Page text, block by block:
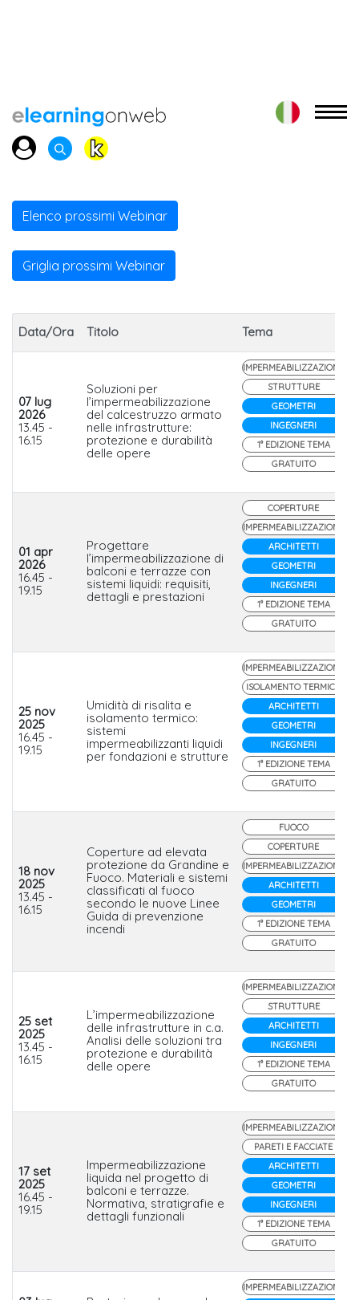
Elenco prossimi Webinar
Griglia prossimi Webinar
Data/Ora Titolo Tema
07 lug
2026
13.45 -
16.15
Soluzioni per
l’impermeabilizzazione
del calcestruzzo armato
nelle infrastrutture:
protezione e durabilità
delle opere
IMPERMEABILIZZAZIONE
STRUTTURE
GEOMETRI
INGEGNERI
1° EDIZIONE TEMA
GRATUITO
01 apr
2026
16.45 -
19.15
Progettare
l’impermeabilizzazione di
balconi e terrazze con
sistemi liquidi: requisiti,
dettagli e prestazioni
COPERTURE
IMPERMEABILIZZAZIONE
ARCHITETTI
GEOMETRI
INGEGNERI
1° EDIZIONE TEMA
GRATUITO
25 nov
2025
16.45 -
19.15
Umidità di risalita e
isolamento termico:
sistemi
impermeabilizzanti liquidi
per fondazioni e strutture
IMPERMEABILIZZAZIONE
ISOLAMENTO TERMICO
ARCHITETTI
GEOMETRI
INGEGNERI
1° EDIZIONE TEMA
GRATUITO
18 nov
2025
13.45 -
16.15
Coperture ad elevata
protezione da Grandine e
Fuoco. Materiali e sistemi
classificati al fuoco
secondo le nuove Linee
Guida di prevenzione
incendi
FUOCO
COPERTURE
IMPERMEABILIZZAZIONE
ARCHITETTI
GEOMETRI
1° EDIZIONE TEMA
GRATUITO
25 set
2025
13.45 -
16.15
L’impermeabilizzazione
delle infrastrutture in c.a.
Analisi delle soluzioni tra
protezione e durabilità
delle opere
IMPERMEABILIZZAZIONE
STRUTTURE
ARCHITETTI
INGEGNERI
1° EDIZIONE TEMA
GRATUITO
17 set
2025
16.45 -
19.15
Impermeabilizzazione
liquida nel progetto di
balconi e terrazze.
Normativa, stratigrafie e
dettagli funzionali
IMPERMEABILIZZAZIONE
PARETI E FACCIATE
ARCHITETTI
GEOMETRI
INGEGNERI
1° EDIZIONE TEMA
GRATUITO
IMPERMEABILIZZAZIONE